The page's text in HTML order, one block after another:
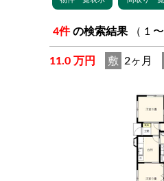
4件 の検索結果
11.0 万円 敷 2ヶ月